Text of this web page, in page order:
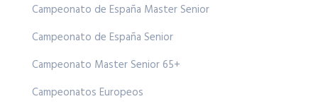
Campeonato de España Master Senior
Campeonato de España Senior
Campeonato Master Senior 65+
Campeonatos Europeos